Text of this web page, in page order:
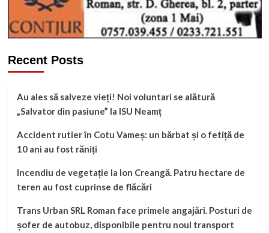
Recent Posts
Au ales să salveze vieți! Noi voluntari se alătură
„Salvator din pasiune” la ISU Neamț
Accident rutier în Cotu Vameș: un bărbat și o fetiță de
10 ani au fost răniți
Incendiu de vegetație la Ion Creangă. Patru hectare de
teren au fost cuprinse de flăcări
Trans Urban SRL Roman face primele angajări. Posturi de
șofer de autobuz, disponibile pentru noul transport